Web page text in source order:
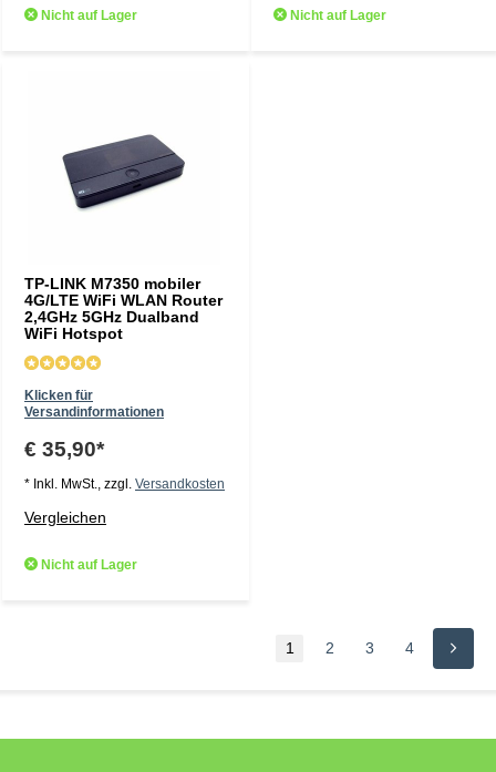
Nicht auf Lager Nicht auf Lager
TP-LINK M7350 mobiler
4G/LTE WiFi WLAN Router
2,4GHz 5GHz Dualband
WiFi Hotspot
Klicken für
Versandinformationen
€ 35,90*
* Inkl. MwSt., zzgl. Versandkosten
Vergleichen
Nicht auf Lager
1 2 3 4